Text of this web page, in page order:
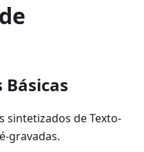
Básicas
sintetizados de Texto-
gravadas.